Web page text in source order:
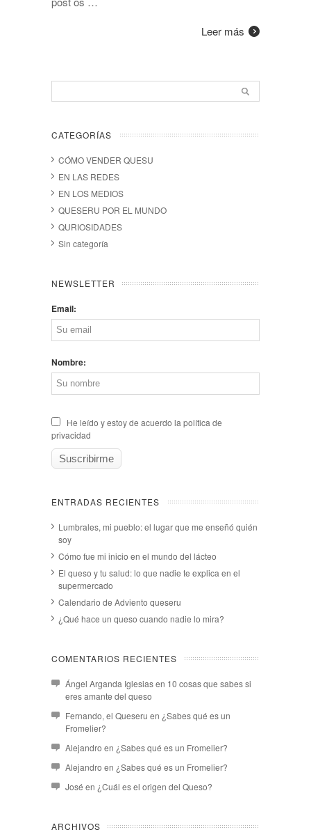
Leer más
CATEGORÍAS
CÓMO VENDER QUESU
EN LAS REDES
EN LOS MEDIOS
QUESERU POR EL MUNDO
QURIOSIDADES
Sin categoría
NEWSLETTER
Email:
Nombre:
He leído y estoy de acuerdo la política de
privacidad
ENTRADAS RECIENTES
Lumbrales, mi pueblo: el lugar que me enseñó quién
soy
Cómo fue mi inicio en el mundo del lácteo
El queso y tu salud: lo que nadie te explica en el
supermercado
Calendario de Adviento queseru
¿Qué hace un queso cuando nadie lo mira?
COMENTARIOS RECIENTES
Ángel Arganda Iglesiasen 10 cosas que sabes si
eres amante del queso
Fernando, el Queseru en ¿Sabes qué es un
Fromelier?
Alejandro en ¿Sabes qué es un Fromelier?
Alejandro en ¿Sabes qué es un Fromelier?
José en ¿Cuál es el origen del Queso?
ARCHIVOS